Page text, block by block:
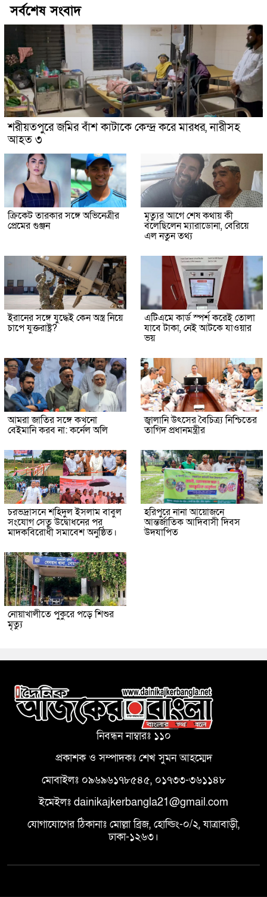
সর্বশেষ সংবাদ
শরীয়তপুরে জমির বাঁশ কাটাকে কেন্দ্র করে মারধর, নারীসহ
আহত ৩
ক্রিকেট তারকার সঙ্গে অভিনেত্রীর
প্রেমের গুঞ্জন
মৃত্যুর আগে শেষ কথায় কী
বলেছিলেন ম্যারাডোনা, বেরিয়ে
এল নতুন তথ্য
ইরানের সঙ্গে যুদ্ধেই কেন অস্ত্র নিয়ে
চাপে যুক্তরাষ্ট্র?
এটিএমে কার্ড স্পর্শ করেই তোলা
যাবে টাকা, নেই আটকে যাওয়ার
ভয়
আমরা জাতির সঙ্গে কখনো
বেইমানি করব না: কর্নেল অলি
জ্বালানি উৎসের বৈচিত্র্য নিশ্চিতের
তাগিদ প্রধানমন্ত্রীর
চরভদ্রাসনে শহিদুল ইসলাম বাবুল
সংযোগ সেতু উদ্বোধনের পর
মাদকবিরোধী সমাবেশ অনুষ্ঠিত।
হরিপুরে নানা আয়োজনে
আন্তর্জাতিক আদিবাসী দিবস
উদযাপিত
নোয়াখালীতে পুকুরে পড়ে শিশুর
মৃত্যু
নিবন্ধন নাম্বারঃ ১১০
প্রকাশক ও সম্পাদকঃ শেখ সুমন আহম্মেদ
মোবাইলঃ ০৯৬৯৬১৭৮৫৪৫, ০১৭৩৩-৩৬১১৪৮
ইমেইলঃ dainikajkerbangla21@gmail.com
যোগাযোগের ঠিকানাঃ মোল্লা ব্রিজ, হোল্ডিং-০/২, যাত্রাবাড়ী,
ঢাকা-১২৬৩।